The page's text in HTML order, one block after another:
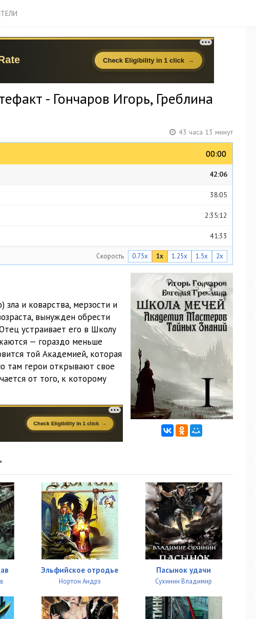
- Гончаров Игорь, Греблина
43 часа 13 минут
00:00
00:00
42:06
38:05
2:35:12
41:33
55:02
1:11:20
1:24:45
1:06:35
1:40:53
55:27
50:36
1:11:08
1:03:40
1:06:22
1:33:56
1:05:14
Скорость 0.75x 1x 1.25x 1.5x 2x
зла и коварства, мерзости и
вынужден обрести
устраивает его в Школу
— гораздо меньше
той Академией, которая
там герои открывают свое
от того, к которому
"
Эльфийское отродье
Нортон Андрэ
Пасынок удачи
Сухинин Владимир